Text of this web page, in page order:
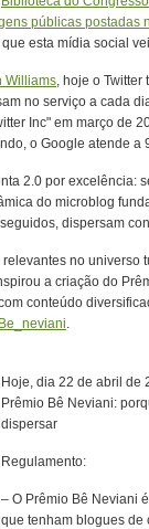
públicas postadas
esta mídia social
Williams, hoje o
no serviço a cada
Inc" em março de
o Google atende a
2.0 por excelência:
do microblog
dispersam
no universo
a criação do
conteúdo
.
Hoje, dia 22 de abril de
Prêmio Bê Neviani:
dispersar
Regulamento:
– O Prêmio Bê Neviani
que tenham blogues de